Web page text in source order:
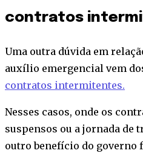
contratos
Uma outra dúvida em
auxílio emergencial vem
contratos intermitentes.
Nesses casos, onde os
suspensos ou a jornada de
outro benefício do governo